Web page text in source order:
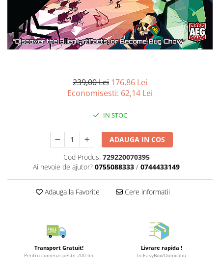
Deck Boxes/Cutii pentru carti
Portofolii/ Clasoare pentru carti
The Army Painter
Tricouri
Cani/Pahare
Brelocuri
239,00 Lei 176,86 Lei
Economisesti: 62,14 Lei
IN STOC
ADAUGA IN COS
Cod Produs: 729220070395
Ai nevoie de ajutor? 0755088333 / 0744433149
Adauga la Favorite Cere informatii
Transport Gratuit!
Pentru comenzi peste 200 lei
Livrare rapida !
In EasyBox/Domiciliu